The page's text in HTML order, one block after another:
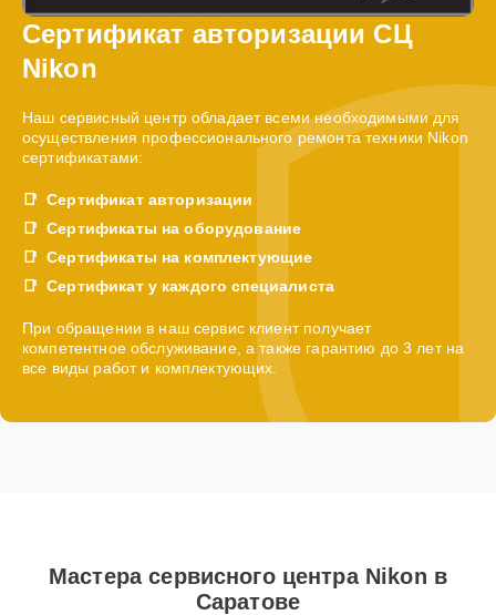
Сертификат авторизации СЦ
Nikon
Наш сервисный центр обладает всеми необходимыми для
осуществления профессионального ремонта техники Nikon
сертификатами:
Сертификат авторизации
Сертификаты на оборудование
Сертификаты на комплектующие
Сертификат у каждого специалиста
При обращении в наш сервис клиент получает
компетентное обслуживание, а также гарантию до 3 лет на
все виды работ и комплектующих.
Мастера сервисного центра Nikon в
Саратове